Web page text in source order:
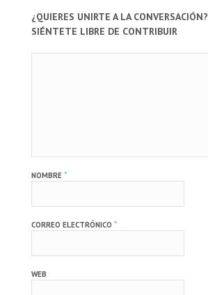
¿QUIERES UNIRTE A LA CONVERSACIÓN?
SIÉNTETE LIBRE DE CONTRIBUIR
NOMBRE*
CORREO ELECTRÓNICO*
WEB